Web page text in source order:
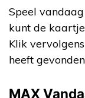
Speel
kunt de
Klik
heeft